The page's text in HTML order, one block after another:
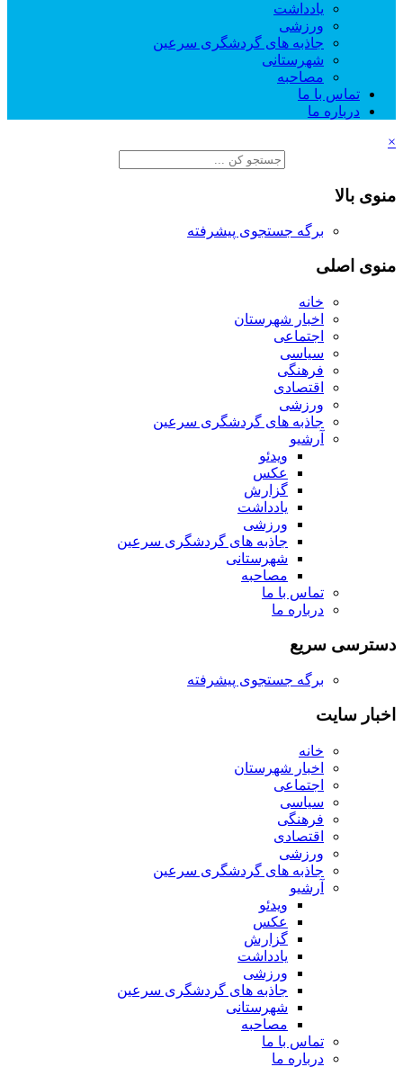
یادداشت
ورزشی
جاذبه های گردشگری سرعین
شهرستانی
مصاحبه
تماس با ما
درباره ما
×
منوی بالا
برگه جستجوی پیشرفته
منوی اصلی
خانه
اخبار شهرستان
اجتماعی
سیاسی
فرهنگی
اقتصادی
ورزشی
جاذبه های گردشگری سرعین
آرشیو
ویدئو
عکس
گزارش
یادداشت
ورزشی
جاذبه های گردشگری سرعین
شهرستانی
مصاحبه
تماس با ما
درباره ما
دسترسی سریع
برگه جستجوی پیشرفته
اخبار سایت
خانه
اخبار شهرستان
اجتماعی
سیاسی
فرهنگی
اقتصادی
ورزشی
جاذبه های گردشگری سرعین
آرشیو
ویدئو
عکس
گزارش
یادداشت
ورزشی
جاذبه های گردشگری سرعین
شهرستانی
مصاحبه
تماس با ما
درباره ما